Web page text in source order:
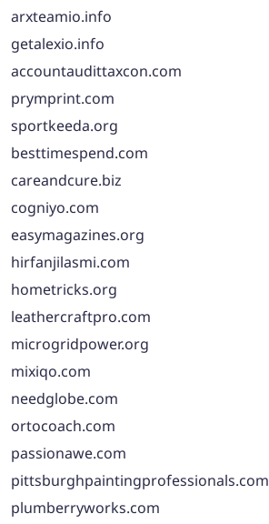
arxteamio.info
getalexio.info
accountaudittaxcon.com
prymprint.com
sportkeeda.org
besttimespend.com
careandcure.biz
cogniyo.com
easymagazines.org
hirfanjilasmi.com
hometricks.org
leathercraftpro.com
microgridpower.org
mixiqo.com
needglobe.com
ortocoach.com
passionawe.com
pittsburghpaintingprofessionals.com
plumberryworks.com